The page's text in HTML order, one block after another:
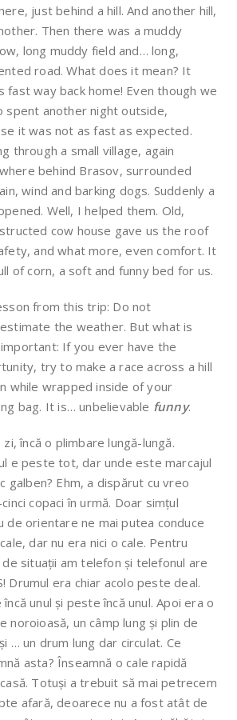
just behind a hill. And another hill,
Then there was a muddy
long muddy field and… long,
road. What does it mean? It
fast way back home! Even though we
spent another night outside,
it was not as fast as expected.
through a small village, again
behind Brasov, surrounded
wind and barking dogs. Suddenly a
Well, I helped them. Old,
cow house gave us the roof
and what more, even comfort. It
of corn, a soft and funny bed for us.
from this trip: Do not
the weather. But what is
If you ever have the
try to make a race across a hill
while wrapped inside of your
bag. It is… unbelievable funny.
zi, încă o plimbare lungă-lungă.
e peste tot, dar unde este marcajul
galben? Ehm, a dispărut cu vreo
copaci în urmă. Doar simțul
de orientare ne mai putea conduce
dar nu era nici o cale. Pentru
situații am telefon și telefonul are
Drumul era chiar acolo peste deal.
unul și peste încă unul. Apoi era o
noroioasă, un câmp lung și plin de
… un drum lung dar circulat. Ce
asta? Înseamnă o cale rapidă
Totuși a trebuit să mai petrecem
afară, deoarece nu a fost atât de